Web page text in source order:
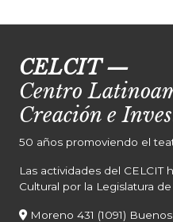
CELCIT—
Centro
Creación e
50 años promoviendo el
Las actividades del CELCIT
Cultural por la Legislatura
Moreno 431 (1091)